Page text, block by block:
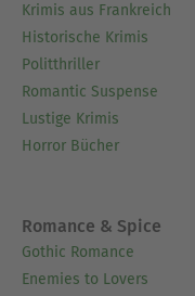
Krimis aus Frankreich
Historische Krimis
Politthriller
Romantic Suspense
Lustige Krimis
Horror Bücher
Romance & Spice
Gothic Romance
Enemies to Lovers